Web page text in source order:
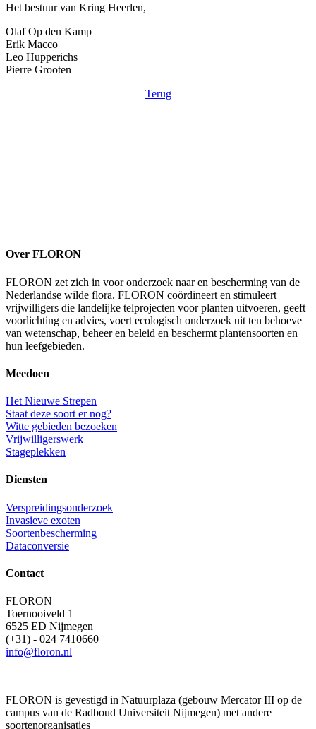
Het bestuur van Kring Heerlen,
Olaf Op den Kamp
Erik Macco
Leo Hupperichs
Pierre Grooten
Terug
Over FLORON
FLORON zet zich in voor onderzoek naar en bescherming van de
Nederlandse wilde flora. FLORON coördineert en stimuleert
vrijwilligers die landelijke telprojecten voor planten uitvoeren, geeft
voorlichting en advies, voert ecologisch onderzoek uit ten behoeve
van wetenschap, beheer en beleid en beschermt plantensoorten en
hun leefgebieden.
Meedoen
Het Nieuwe Strepen
Staat deze soort er nog?
Witte gebieden bezoeken
Vrijwilligerswerk
Stageplekken
Diensten
Verspreidingsonderzoek
Invasieve exoten
Soortenbescherming
Dataconversie
Contact
FLORON
Toernooiveld 1
6525 ED Nijmegen
(+31) - 024 7410660
info@floron.nl
FLORON is gevestigd in Natuurplaza (gebouw Mercator III op de
campus van de Radboud Universiteit Nijmegen) met andere
soortenorganisaties